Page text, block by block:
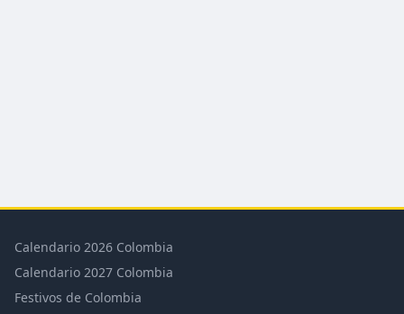
Calendario 2026 Colombia
Calendario 2027 Colombia
Festivos de Colombia